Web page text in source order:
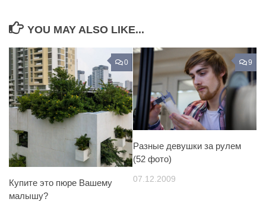
YOU MAY ALSO LIKE...
0
Купите это пюре Вашему
малышу?
9
Разные девушки за рулем
(52 фото)
07.12.2009